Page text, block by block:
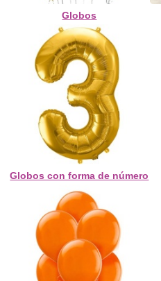
Globos
Globos con forma de número